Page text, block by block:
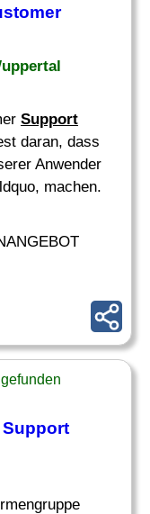
Support
daran, dass
Anwender
machen.
Support